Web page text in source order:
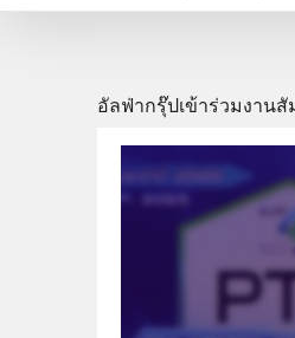
อัลฟ่ากรุ๊ปเข้าร่วมงาน